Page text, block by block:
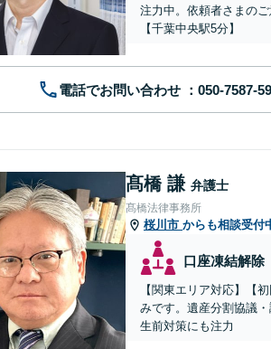
注力中。依頼者さまの
【千葉中央駅5分】
電話でお問い合わせ
髙橋 謙 弁護士
髙橋法律事務所
桜川市 からも相談受付
口座凍結解除
【関東エリア対応】【
みです。遺産分割協議
生前対策にも注力